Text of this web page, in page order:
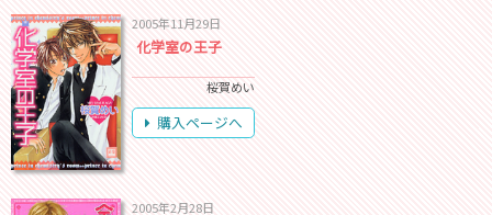
2005年11月29日
化学室の王子
桜賀めい
購入ページへ
2005年2月28日